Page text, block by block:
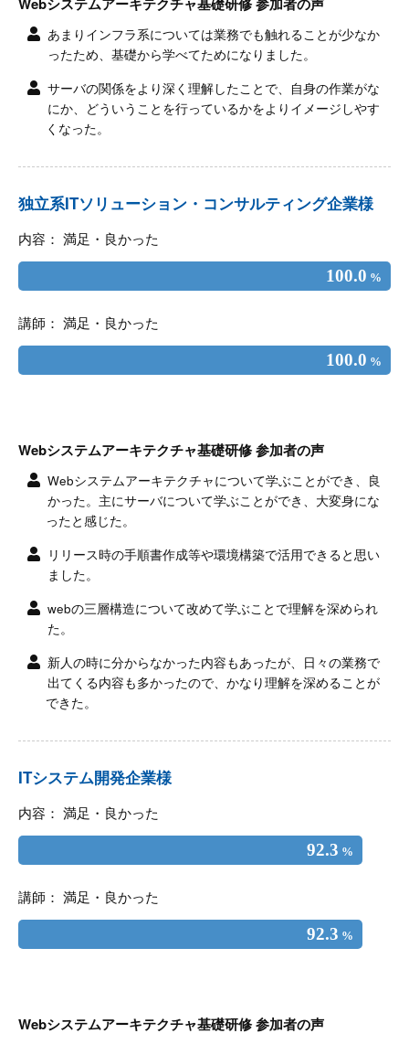
あまりインフラ系については業務でも触れることが少なか
ったため、基礎から学べてためになりました。
サーバの関係をより深く理解したことで、自身の作業がな
にか、どういうことを行っているかをよりイメージしやす
くなった。
独立系ITソリューション・コンサルティング企業様
内容： 満足・良かった
100.0 %
講師： 満足・良かった
100.0 %
Webシステムアーキテクチャ基礎研修 参加者の声
Webシステムアーキテクチャについて学ぶことができ、良
かった。主にサーバについて学ぶことができ、大変身にな
ったと感じた。
リリース時の手順書作成等や環境構築で活用できると思い
ました。
webの三層構造について改めて学ぶことで理解を深められ
た。
新人の時に分からなかった内容もあったが、日々の業務で
出てくる内容も多かったので、かなり理解を深めることが
できた。
ITシステム開発企業様
内容： 満足・良かった
92.3 %
講師： 満足・良かった
92.3 %
Webシステムアーキテクチャ基礎研修 参加者の声